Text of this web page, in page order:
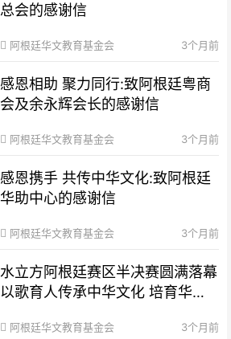
总会的感谢信
阿根廷华文教育基金会 3个月前
感恩相助 聚力同行:致阿根廷粤商
会及余永辉会长的感谢信
阿根廷华文教育基金会 3个月前
感恩携手 共传中华文化:致阿根廷
华助中心的感谢信
阿根廷华文教育基金会 3个月前
水立方阿根廷赛区半决赛圆满落幕
以歌育人传承中华文化 培育华裔
阿根廷华文教育基金会 3个月前